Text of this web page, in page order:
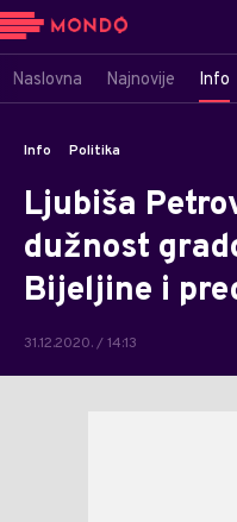
Naslovna Najnovije Info
Info Politika
Ljubiša
dužnost
Bijeljine i
31.12.2020. / 14:13